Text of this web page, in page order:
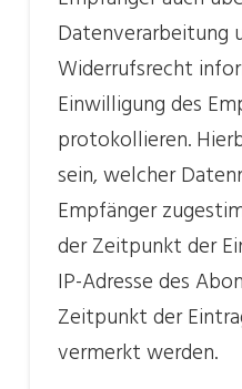
Datenverarbeitung
Widerrufsrecht
Einwilligung des
protokollieren.
sein, welcher
Empfänger
der Zeitpunkt der
IP-Adresse des
Zeitpunkt der
vermerkt werden.